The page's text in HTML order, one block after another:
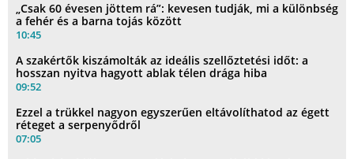
„Csak 60 évesen jöttem rá”: kevesen tudják, mi a különbség
a fehér és a barna tojás között
10:45
A szakértők kiszámolták az ideális szellőztetési időt: a
hosszan nyitva hagyott ablak télen drága hiba
09:52
Ezzel a trükkel nagyon egyszerűen eltávolíthatod az égett
réteget a serpenyődről
07:05